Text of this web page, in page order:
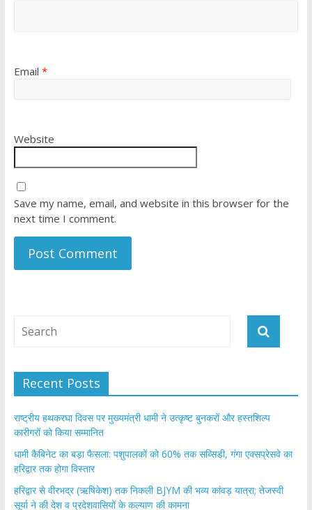
Email *
Website
Save my name, email, and website in this browser for the
next time I comment.
Recent Posts
राष्ट्रीय हथकरघा दिवस पर मुख्यमंत्री धामी ने उत्कृष्ट बुनकरों और हस्तशिल्प
कारीगरों को किया सम्मानित
​धामी कैबिनेट का बड़ा फैसला: पशुपालकों को 60% तक सब्सिडी, गंगा एक्सप्रेसवे का
हरिद्वार तक होगा विस्तार
​हरिद्वार से वीरभद्र (ऋषिकेश) तक निकली BJYM की भव्य कांवड़ यात्रा; तेजस्वी
सूर्या ने की देश व प्रदेशवासियों के कल्याण की कामना